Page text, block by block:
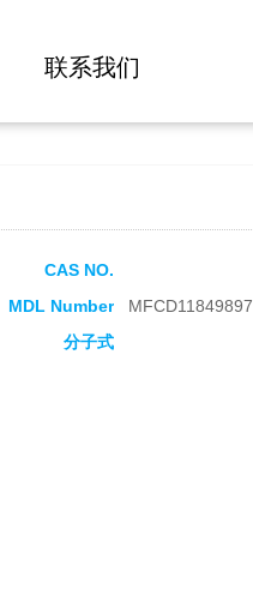
联系我们
CAS NO.
MDL Number
MFCD11849897
分子式